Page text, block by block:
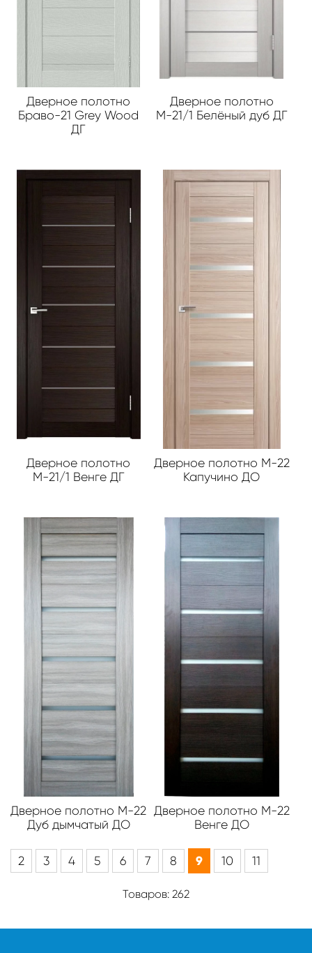
Дверное полотно
Браво-21 Grey Wood
ДГ
Дверное полотно
М-21/1 Белёный дуб ДГ
Дверное полотно
М-21/1 Венге ДГ
Дверное полотно М-22
Капучино ДО
Дверное полотно М-22
Дуб дымчатый ДО
Дверное полотно М-22
Венге ДО
2 3 4 5 6 7 8 9 10 11
Товаров: 262